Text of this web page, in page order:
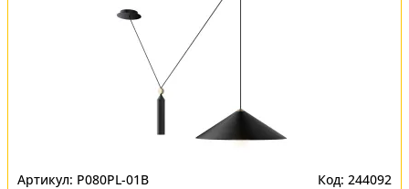
P080PL-01B 244092